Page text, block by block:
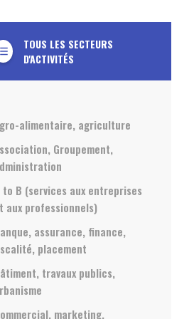
TOUS LES SECTEURS
D'ACTIVITÉS
alimentaire, agriculture
Groupement,
to B (services aux entreprises
aux professionnels)
assurance, finance,
placement
travaux publics,
marketing,